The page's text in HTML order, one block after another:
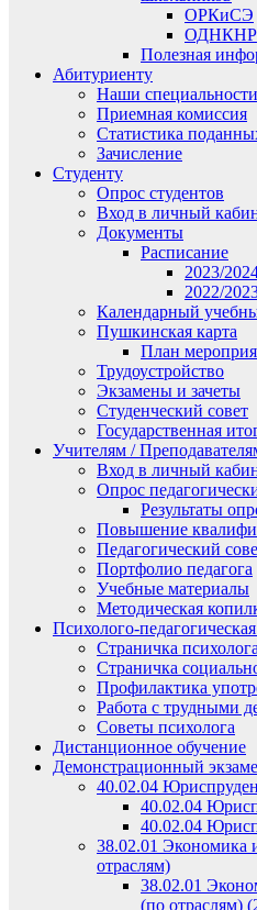
ОРКиСЭ
ОДНКНР
Полезная
Абитуриенту
Наши специальности
Приемная комиссия
Статистика
Зачисление
Студенту
Опрос студентов
Вход в личный
Документы
Расписание
2023/
2022/
Календарный
Пушкинская карта
План
Трудоустройство
Экзамены и зачеты
Студенческий совет
Государственная
Учителям /
Вход в личный
Опрос
Результаты
Повышение
Педагогический
Портфолио педагога
Учебные материалы
Методическая
Психолого-
Страничка психолога
Страничка
Профилактика
Работа с трудными
Советы психолога
Дистанционное обучение
Демонстрационный
40.02.04
40.02.04
40.02.04
38.02.01 Экономика
отраслям)
38.02.01
(по отраслям)